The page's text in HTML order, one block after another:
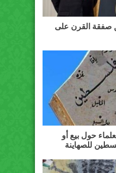
صفقة القرن على
حول بيع أو
للصهاينة